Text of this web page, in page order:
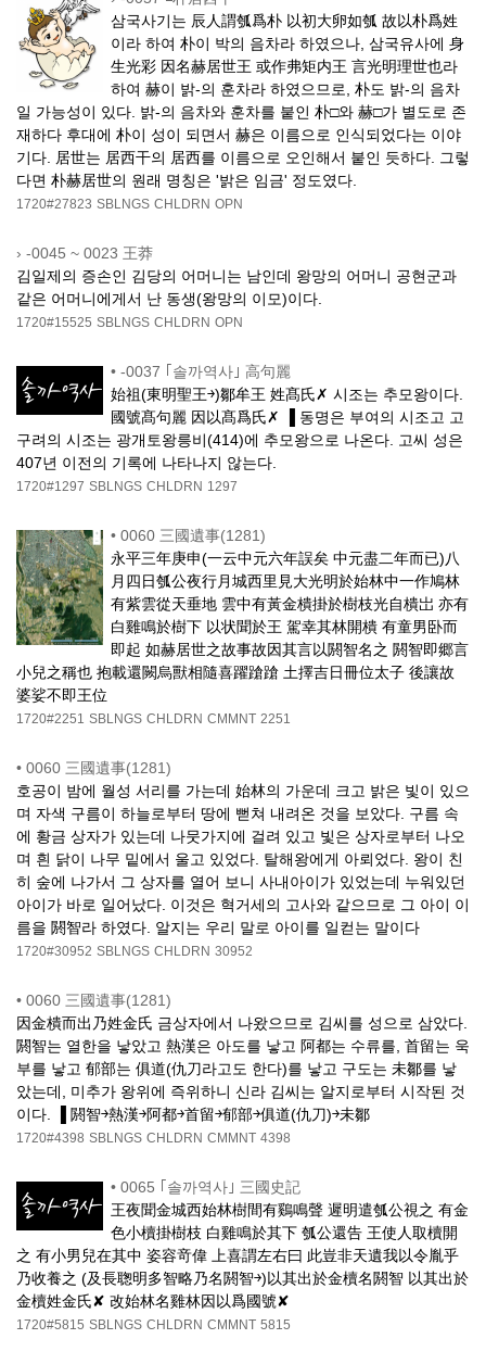
삼국사기는 辰人謂瓠爲朴 以初大卵如瓠 故以朴爲姓
이라 하여 朴이 박의 음차라 하였으나, 삼국유사에 身
生光彩 因名赫居世王 或作弗矩内王 言光明理世也라
하여 赫이 밝-의 훈차라 하였으므로, 朴도 밝-의 음차
일 가능성이 있다. 밝-의 음차와 훈차를 붙인 朴□와 赫□가 별도로 존
재하다 후대에 朴이 성이 되면서 赫은 이름으로 인식되었다는 이야
기다. 居世는 居西干의 居西를 이름으로 오인해서 붙인 듯하다. 그렇
다면 朴赫居世의 원래 명칭은 '밝은 임금' 정도였다.
1720#27823 SBLNGS CHLDRN OPN
› -0045 ~ 0023 王莽
김일제의 증손인 김당의 어머니는 남인데 왕망의 어머니 공현군과
같은 어머니에게서 난 동생(왕망의 이모)이다.
1720#15525 SBLNGS CHLDRN OPN
• -0037 ｢솔까역사｣ 高句麗
始祖(東明聖王￫)鄒牟王 姓髙氏✗ 시조는 추모왕이다.
國號髙句麗 因以髙爲氏✗ ▐ 동명은 부여의 시조고 고
구려의 시조는 광개토왕릉비(414)에 추모왕으로 나온다. 고씨 성은
407년 이전의 기록에 나타나지 않는다.
1720#1297 SBLNGS CHLDRN 1297
• 0060 三國遺事(1281)
永平三年庚申(一云中元六年誤矣 中元盡二年而已)八
月四日瓠公夜行月城西里見大光明於始林中一作鳩林
有紫雲從天垂地 雲中有黃金樻掛於樹枝光自樻岀 亦有
白雞鳴於樹下 以状聞於王 駕幸其林開樻 有童男卧而
即起 如赫居世之故事故因其言以閼智名之 閼智即郷言
小兒之稱也 抱載還闕烏獸相隨喜躍蹌蹌 土擇吉日冊位太子 後讓故
婆娑不即王位
1720#2251 SBLNGS CHLDRN CMMNT 2251
• 0060 三國遺事(1281)
호공이 밤에 월성 서리를 가는데 始林의 가운데 크고 밝은 빛이 있으
며 자색 구름이 하늘로부터 땅에 뻗쳐 내려온 것을 보았다. 구름 속
에 황금 상자가 있는데 나뭇가지에 걸려 있고 빛은 상자로부터 나오
며 흰 닭이 나무 밑에서 울고 있었다. 탈해왕에게 아뢰었다. 왕이 친
히 숲에 나가서 그 상자를 열어 보니 사내아이가 있었는데 누워있던
아이가 바로 일어났다. 이것은 혁거세의 고사와 같으므로 그 아이 이
름을 閼智라 하였다. 알지는 우리 말로 아이를 일컫는 말이다
1720#30952 SBLNGS CHLDRN 30952
• 0060 三國遺事(1281)
因金樻而出乃姓金氏 금상자에서 나왔으므로 김씨를 성으로 삼았다.
閼智는 열한을 낳았고 熱漢은 아도를 낳고 阿都는 수류를, 首留는 욱
부를 낳고 郁部는 俱道(仇刀라고도 한다)를 낳고 구도는 未鄒를 낳
았는데, 미추가 왕위에 즉위하니 신라 김씨는 알지로부터 시작된 것
이다. ▐ 閼智￫熱漢￫阿都￫首留￫郁部￫俱道(仇刀)￫未鄒
1720#4398 SBLNGS CHLDRN CMMNT 4398
• 0065 ｢솔까역사｣ 三國史記
王夜聞金城西始林樹間有鷄鳴聲 遲明遣瓠公視之 有金
色小櫝掛樹枝 白雞鳴於其下 瓠公還告 王使人取櫝開
之 有小男兒在其中 姿容竒偉 上喜謂左右曰 此豈非天遺我以令胤乎
乃收養之 (及長聦明多智略乃名閼智￫)以其出於金櫝名閼智 以其出於
金櫝姓金氏✘ 改始林名雞林因以爲國號✘
1720#5815 SBLNGS CHLDRN CMMNT 5815